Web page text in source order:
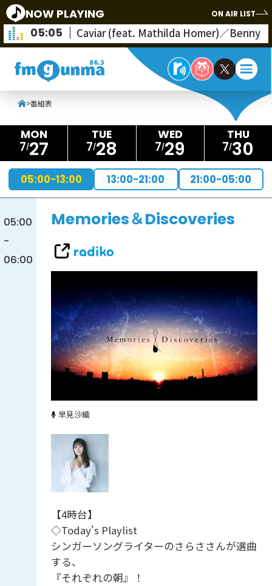
NOW PLAYING ON AIR LIST
05:05 Caviar (feat. Mathilda Homer)／Benny
>番組表
7 27 7 28 7 29 7 30
05:00-13:00 13:00-21:00 21:00-05:00
05:00
-
06:00
Memories＆Discoveries
早見沙織
【4時台】
◇Today's Playlist
シンガーソングライターのさらささんが選曲
する、
『それぞれの朝』！